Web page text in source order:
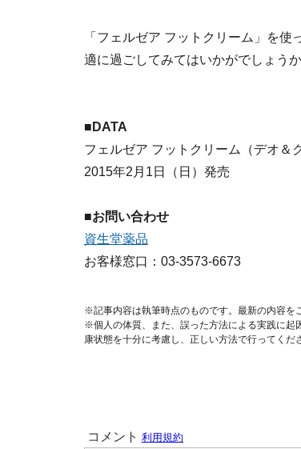
「フェルゼア フットクリーム」を
適に過ごしてみてはいかがでしょう
■DATA
フェルゼア フットクリーム（デオ
2015年2月1日（日）発売
■お問い合わせ
資生堂薬品
お客様窓口：03-3573-6673
※記事内容は執筆時点のものです。最新の内容を
※個人の体質、また、誤った方法による実践に起
康状態を十分に考慮し、正しい方法で行ってくだ